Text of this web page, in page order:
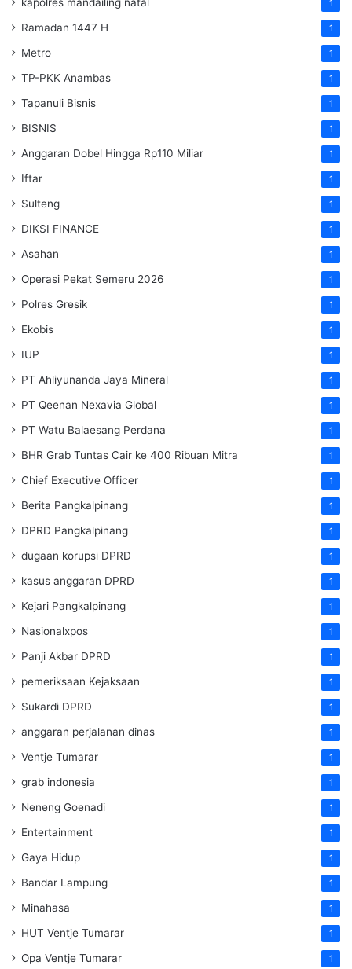
1
Ramadan 1447 H 1
Metro 1
TP-PKK Anambas 1
Tapanuli Bisnis 1
BISNIS 1
Anggaran Dobel Hingga Rp110 Miliar 1
Iftar 1
Sulteng 1
DIKSI FINANCE 1
Asahan 1
Operasi Pekat Semeru 2026 1
Polres Gresik 1
Ekobis 1
IUP 1
PT Ahliyunanda Jaya Mineral 1
PT Qeenan Nexavia Global 1
PT Watu Balaesang Perdana 1
BHR Grab Tuntas Cair ke 400 Ribuan Mitra 1
Chief Executive Officer 1
Berita Pangkalpinang 1
DPRD Pangkalpinang 1
dugaan korupsi DPRD 1
kasus anggaran DPRD 1
Kejari Pangkalpinang 1
Nasionalxpos 1
Panji Akbar DPRD 1
pemeriksaan Kejaksaan 1
Sukardi DPRD 1
anggaran perjalanan dinas 1
Ventje Tumarar 1
grab indonesia 1
Neneng Goenadi 1
Entertainment 1
Gaya Hidup 1
Bandar Lampung 1
Minahasa 1
HUT Ventje Tumarar 1
Opa Ventje Tumarar 1